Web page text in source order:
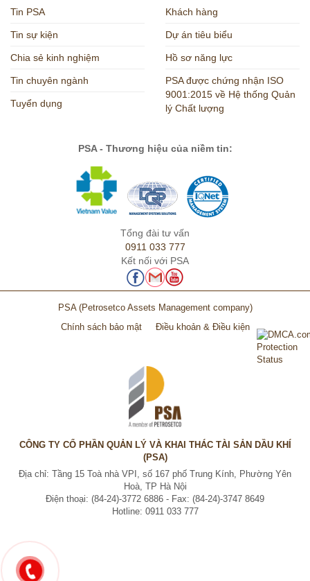
Tin PSA
Tin sự kiện
Chia sẻ kinh nghiệm
Tin chuyên ngành
Tuyển dụng
Khách hàng
Dự án tiêu biểu
Hồ sơ năng lực
PSA được chứng nhận ISO
9001:2015 về Hệ thống Quản
lý Chất lượng
PSA - Thương hiệu của niềm tin:
Tổng đài tư vấn
0911 033 777
Kết nối với PSA
PSA (Petrosetco Assets Management company)
Chính sách bảo mật
Điều khoản & Điều kiện
CÔNG TY CỔ PHẦN QUẢN LÝ VÀ KHAI THÁC TÀI SẢN DẦU KHÍ
(PSA)
Địa chỉ: Tầng 15 Toà nhà VPI, số 167 phố Trung Kính, Phường Yên
Hoà, TP Hà Nội
Điện thoại: (84-24)-3772 6886 - Fax: (84-24)-3747 8649
Hotline: 0911 033 777